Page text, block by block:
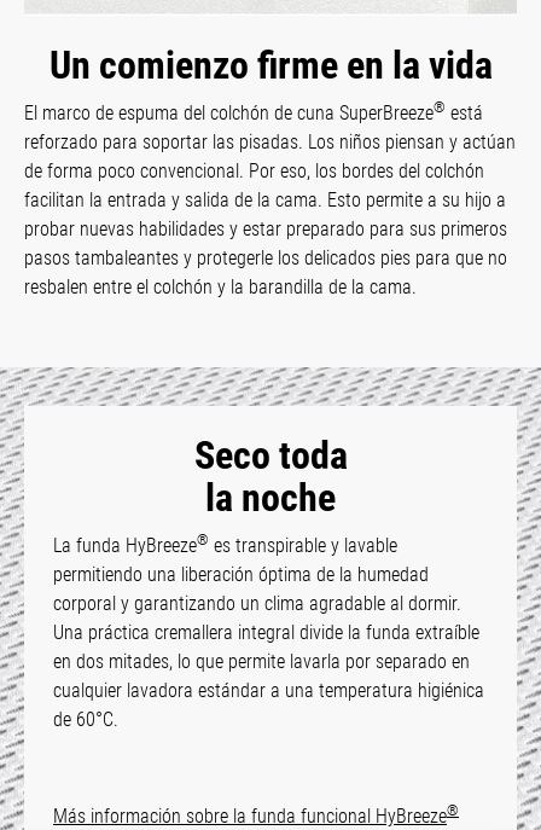
Un comienzo firme en la vida
El marco de espuma del colchón de cuna SuperBreeze® está
reforzado para soportar las pisadas. Los niños piensan y actúan
de forma poco convencional. Por eso, los bordes del colchón
facilitan la entrada y salida de la cama. Esto permite a su hijo a
probar nuevas habilidades y estar preparado para sus primeros
pasos tambaleantes y protegerle los delicados pies para que no
resbalen entre el colchón y la barandilla de la cama.
Seco toda
la noche
La funda HyBreeze® es transpirable y lavable
permitiendo una liberación óptima de la humedad
corporal y garantizando un clima agradable al dormir.
Una práctica cremallera integral divide la funda extraíble
en dos mitades, lo que permite lavarla por separado en
cualquier lavadora estándar a una temperatura higiénica
de 60°C.
Más información sobre la funda funcional HyBreeze®